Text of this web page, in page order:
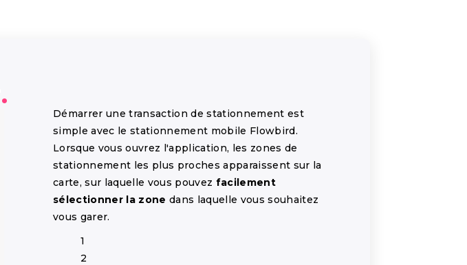
Démarrer une transaction de stationnement est
simple avec le stationnement mobile Flowbird.
Lorsque vous ouvrez l'application, les zones de
stationnement les plus proches apparaissent sur la
carte, sur laquelle vous pouvez facilement
sélectionner la zone dans laquelle vous souhaitez
vous garer.
1
2